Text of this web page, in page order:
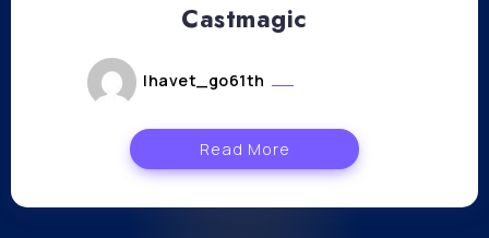
Castmagic
lhavet_go61th
Read More